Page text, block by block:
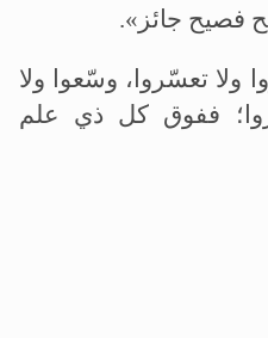
فصيح جائز».
ولا تعسّروا، وسّعوا ولا
ففوق كل ذي علم